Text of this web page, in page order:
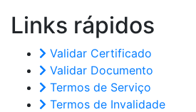
Links rápidos
Validar Certificado
Validar Documento
Termos de Serviço
Termos de Invalidade